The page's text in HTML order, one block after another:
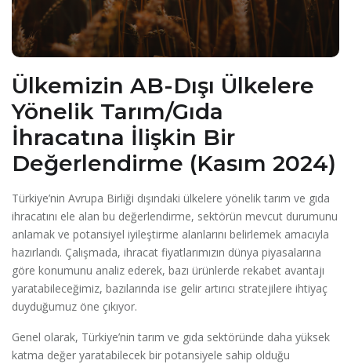
Ülkemizin AB-Dışı Ülkelere
Yönelik Tarım/Gıda
İhracatına İlişkin Bir
Değerlendirme (Kasım 2024)
Türkiye’nin Avrupa Birliği dışındaki ülkelere yönelik tarım ve gıda
ihracatını ele alan bu değerlendirme, sektörün mevcut durumunu
anlamak ve potansiyel iyileştirme alanlarını belirlemek amacıyla
hazırlandı. Çalışmada, ihracat fiyatlarımızın dünya piyasalarına
göre konumunu analiz ederek, bazı ürünlerde rekabet avantajı
yaratabileceğimiz, bazılarında ise gelir artırıcı stratejilere ihtiyaç
duyduğumuz öne çıkıyor.
Genel olarak, Türkiye’nin tarım ve gıda sektöründe daha yüksek
katma değer yaratabilecek bir potansiyele sahip olduğu